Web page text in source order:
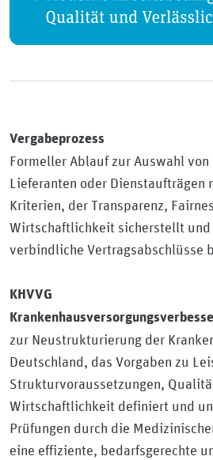
Vergabeprozess
Formeller Ablauf zur Auswahl
Lieferanten oder Dienstaufträgen
Kriterien, der Transparenz,
Wirtschaftlichkeit sicherstellt
verbindliche Vertragsabschlüsse
KHVVG
zur Neustrukturierung der
Deutschland, das Vorgaben zu
Strukturvoraussetzungen,
Wirtschaftlichkeit definiert und
Prüfungen durch die
eine effiziente, bedarfsgerechte